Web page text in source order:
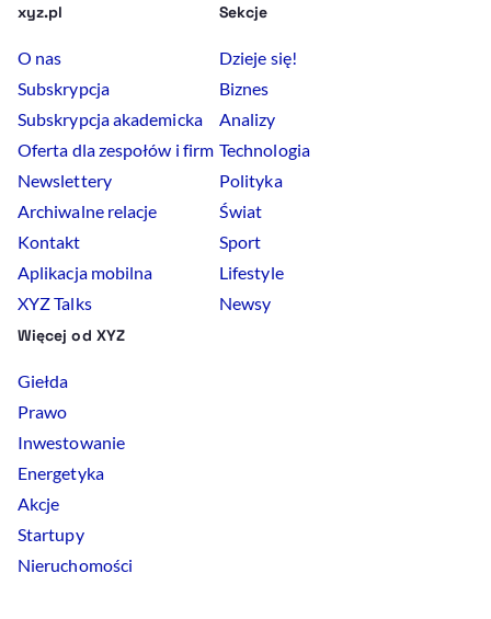
xyz.pl
O nas
Subskrypcja
Subskrypcja akademicka
Oferta dla zespołów i firm
Newslettery
Archiwalne relacje
Kontakt
Aplikacja mobilna
XYZ Talks
Sekcje
Dzieje się!
Biznes
Analizy
Technologia
Polityka
Świat
Sport
Lifestyle
Newsy
Więcej od XYZ
Giełda
Prawo
Inwestowanie
Energetyka
Akcje
Startupy
Nieruchomości